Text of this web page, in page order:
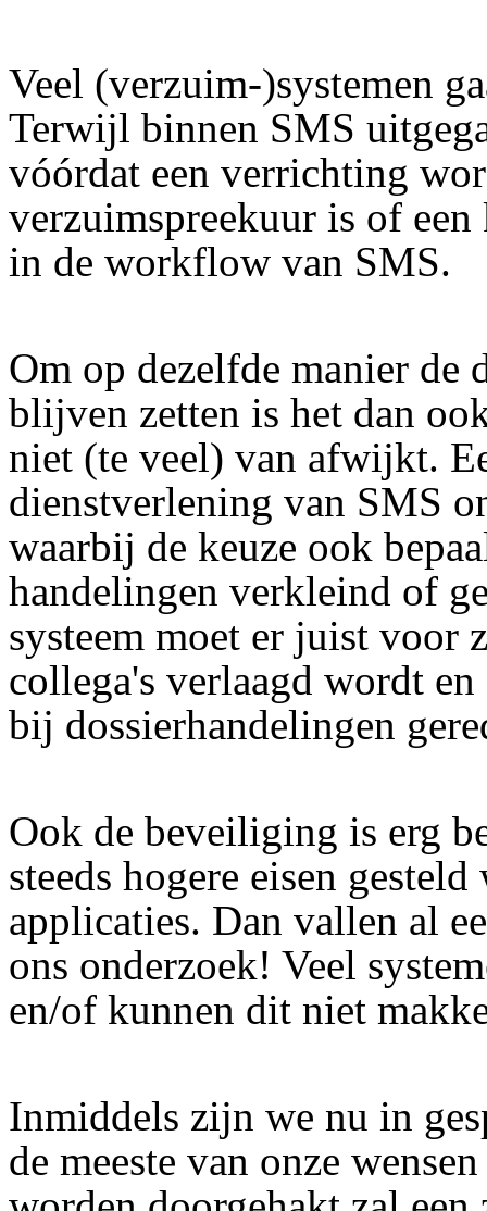
Veel (verzuim-)systemen
Terwijl binnen SMS
vóórdat een verrichting
verzuimspreekuur is of
in de workflow van SMS.
Om op dezelfde manier de
blijven zetten is het dan
niet (te veel) van afwijkt.
dienstverlening van SMS
waarbij de keuze ook
handelingen verkleind of
systeem moet er juist voor
collega's verlaagd wordt
bij dossierhandelingen
Ook de beveiliging is erg
steeds hogere eisen
applicaties. Dan vallen al
ons onderzoek! Veel
en/of kunnen dit niet
Inmiddels zijn we nu in
de meeste van onze